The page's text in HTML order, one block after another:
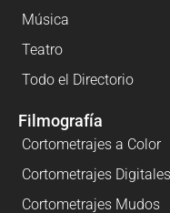
Música
Teatro
Todo el Directorio
Filmografía
Cortometrajes a Color
Cortometrajes Digitales
Cortometrajes Mudos